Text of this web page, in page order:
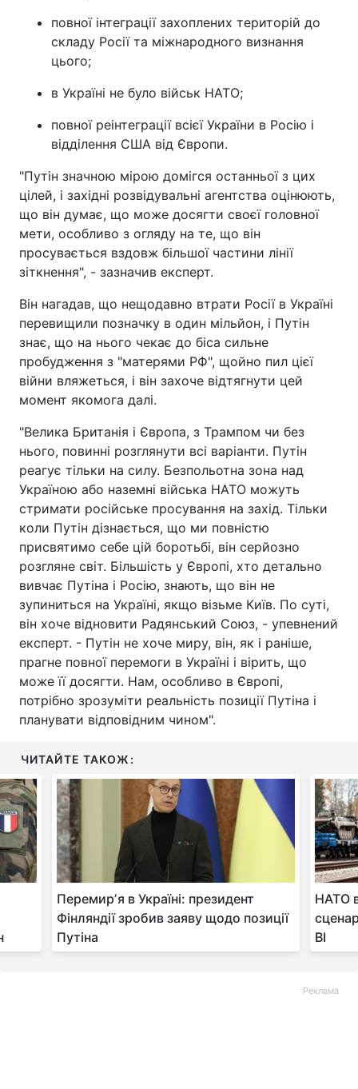
Тема оформлення
повної інтеграції захоплених територій до
складу Росії та міжнародного визнання
цього;
в Україні не було військ НАТО;
повної реінтеграції всієї України в Росію і
відділення США від Європи.
"Путін значною мірою домігся останньої з цих
цілей, і західні розвідувальні агентства оцінюють,
що він думає, що може досягти своєї головної
мети, особливо з огляду на те, що він
просувається вздовж більшої частини лінії
зіткнення", - зазначив експерт.
Він нагадав, що нещодавно втрати Росії в Україні
перевищили позначку в один мільйон, і Путін
знає, що на нього чекає до біса сильне
пробудження з "матерями РФ", щойно пил цієї
війни вляжеться, і він захоче відтягнути цей
момент якомога далі.
"Велика Британія і Європа, з Трампом чи без
нього, повинні розглянути всі варіанти. Путін
реагує тільки на силу. Безпольотна зона над
Україною або наземні війська НАТО можуть
стримати російське просування на захід. Тільки
коли Путін дізнається, що ми повністю
присвятимо себе цій боротьбі, він серйозно
розгляне світ. Більшість у Європі, хто детально
вивчає Путіна і Росію, знають, що він не
зупиниться на Україні, якщо візьме Київ. По суті,
він хоче відновити Радянський Союз, - упевнений
експерт. - Путін не хоче миру, він, як і раніше,
прагне повної перемоги в Україні і вірить, що
може її досягти. Нам, особливо в Європі,
потрібно зрозуміти реальність позиції Путіна і
планувати відповідним чином".
ЧИТАЙТЕ ТАКОЖ:
Перемирʼя в Україні: президент
Фінляндії зробив заяву щодо позиції
Путіна
НАТО
BI
Реклама